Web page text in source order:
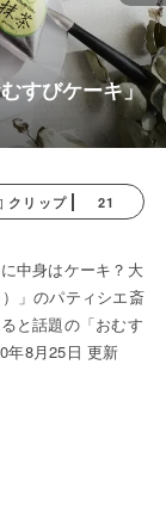
すびケーキ」
クリップ 21
中身はケーキ？大
」のパティシエ斎
と話題の「おむす
年8月25日 更新